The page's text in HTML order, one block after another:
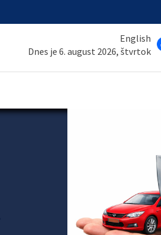
English
Dnes je 6. august 2026, štvrtok